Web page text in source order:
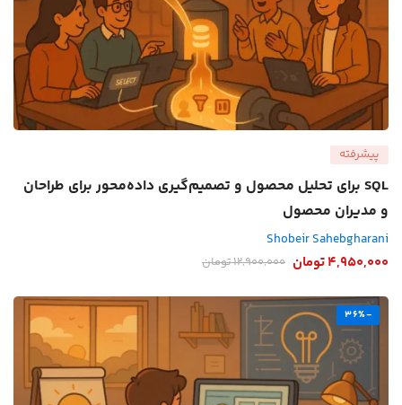
پیشرفته
SQL برای تحلیل محصول و تصمیم‌گیری داده‌محور برای طراحان
و مدیران محصول
Shobeir Sahebgharani
4,950,000تومان 12,900,000تومان
-36%